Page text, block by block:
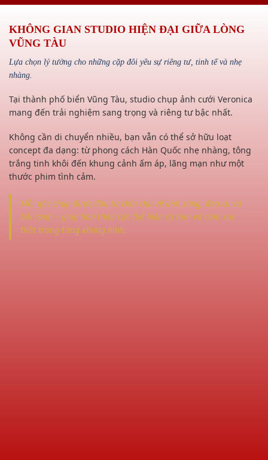
KHÔNG GIAN STUDIO HIỆN ĐẠI GIỮA LÒNG
VŨNG TÀU
Lựa chọn lý tưởng cho những cặp đôi yêu sự riêng tư, tinh tế và nhẹ
nhàng.
Tại thành phố biển Vũng Tàu, studio chụp ảnh cưới Veronica
mang đến trải nghiệm sang trọng và riêng tư bậc nhất.
Không cần di chuyển nhiều, bạn vẫn có thể sở hữu loạt
concept đa dạng: từ phong cách Hàn Quốc nhẹ nhàng, tông
trắng tinh khôi đến khung cảnh ấm áp, lãng mạn như một
thước phim tình cảm.
Mỗi góc chụp được đầu tư chỉn chu về ánh sáng, đạo cụ và
bối cảnh – giúp bạn thỏa sức thể hiện cá tính và cảm xúc
thật trong từng khung hình.